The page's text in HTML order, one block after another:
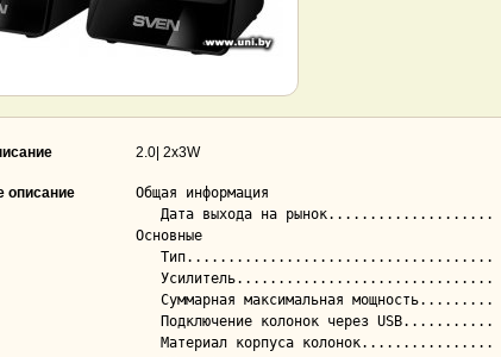
2.0| 2x3W
описание
Общая информация
Основные